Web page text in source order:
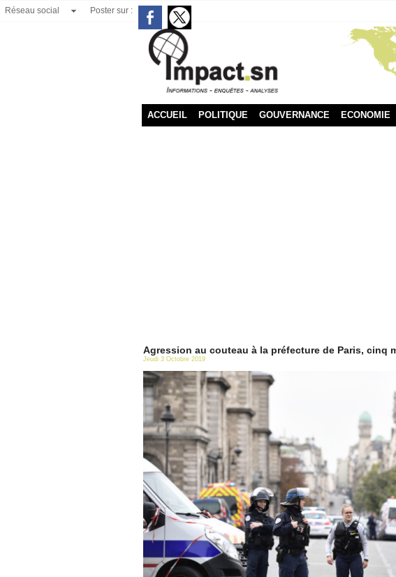
Réseau social Poster sur :
ACCUEIL POLITIQUE GOUVERNANCE ECONOMIE
Agression au couteau à la préfecture de Paris, cinq
Jeudi 3 Octobre 2019